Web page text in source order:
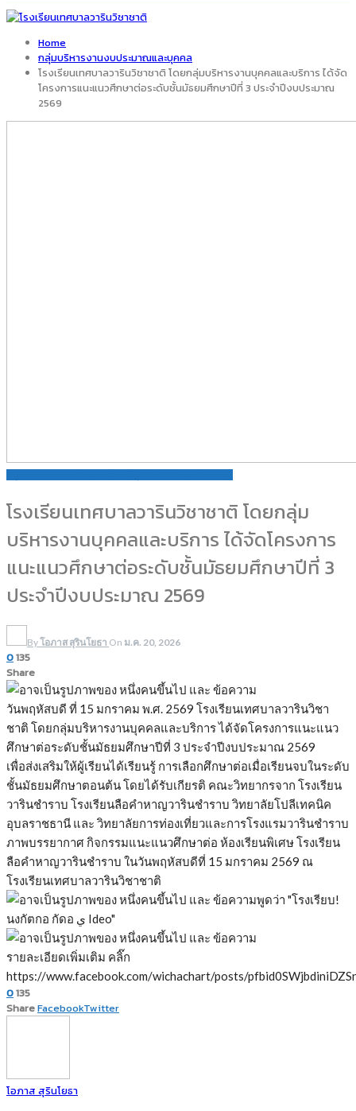
Home
กลุ่มบริหารงานงบประมาณและบุคคล
โรงเรียนเทศบาลวารินวิชาชาติ โดยกลุ่มบริหารงานบุคคลและบริการ ได้จัด
โครงการแนะแนวศึกษาต่อระดับชั้นมัธยมศึกษาปีที่ 3 ประจำปีงบประมาณ
2569
โรงเรียนเทศบาลวารินวิชาชาติ โดยกลุ่ม
บริหารงานบุคคลและบริการ ได้จัดโครงการ
แนะแนวศึกษาต่อระดับชั้นมัธยมศึกษาปีที่ 3
ประจำปีงบประมาณ 2569
Byโอภาส สุรินโยธา On ม.ค. 20, 2026
0135
Share
วันพฤหัสบดี ที่ 15 มกราคม พ.ศ. 2569 โรงเรียนเทศบาลวารินวิชา
ชาติ โดยกลุ่มบริหารงานบุคคลและบริการ ได้จัดโครงการแนะแนว
ศึกษาต่อระดับชั้นมัธยมศึกษาปีที่ 3 ประจำปีงบประมาณ 2569
เพื่อส่งเสริมให้ผู้เรียนได้เรียนรู้ การเลือกศึกษาต่อเมื่อเรียนจบในระดับ
ชั้นมัธยมศึกษาตอนต้น โดยได้รับเกียรติ คณะวิทยากรจาก โรงเรียน
วารินชำราบ โรงเรียนลือคำหาญวารินชำราบ วิทยาลัยโปลีเทคนิค
อุบลราชธานี และ วิทยาลัยการท่องเที่ยวและการโรงแรมวารินชำราบ
ภาพบรรยากาศ กิจกรรมแนะแนวศึกษาต่อ ห้องเรียนพิเศษ โรงเรียน
ลือคำหาญวารินชำราบ ในวันพฤหัสบดีที่ 15 มกราคม 2569 ณ
โรงเรียนเทศบาลวารินวิชาชาติ
รายละเอียดเพิ่มเติม คลิ๊ก
https://www.facebook.com/wichachart/posts/
0135
ShareFacebookTwitter
โอภาส สุรินโยธา